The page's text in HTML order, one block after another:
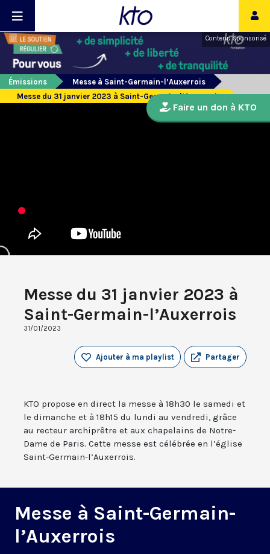
Contenu sponsorisé
Émissions
Messe à Saint-Germain-l’Auxerrois
Messe du 31 janvier 2023 à Saint-Germain-l’Auxerrois
Messe du 31 janvier 2023 à
Saint-Germain-l’Auxerrois
31/01/2023
Partager
Ajouter à ma playlist
KTO propose en direct la messe à 18h30 le samedi et
le dimanche et à 18h15 du lundi au vendredi, grâce
au recteur archiprêtre et aux chapelains de Notre-
Dame de Paris. Cette messe est célébrée en l’église
Saint-Germain-l’Auxerrois.
Messe à Saint-Germain-
l’Auxerrois
Faire un don à KTO